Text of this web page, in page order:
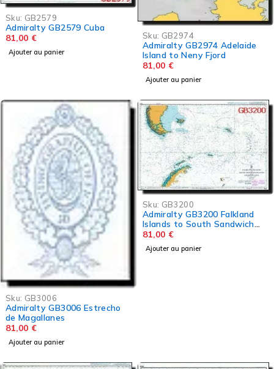
Sku: GB2579
Admiralty GB2579 Cuba
81,00 €
Ajouter au panier
Sku: GB2974
Admiralty GB2974 Adelaide
Island to Neny Fjord
81,00 €
Ajouter au panier
Sku: GB3006
Admiralty GB3006 Estrecho
de Magallanes
81,00 €
Ajouter au panier
Sku: GB3200
Admiralty GB3200 Falkland
Islands to South Sandwich
Islands and Graham Land
81,00 €
Ajouter au panier